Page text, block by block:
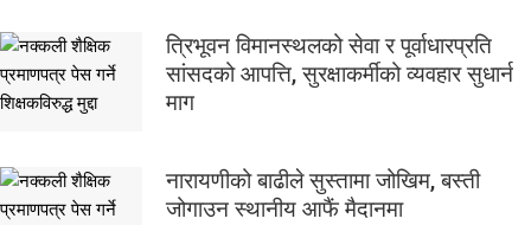
त्रिभूवन विमानस्थलको सेवा र पूर्वाधारप्रति
सांसदको आपत्ति, सुरक्षाकर्मीको व्यवहार सुधार्न
माग
नारायणीको बाढीले सुस्तामा जोखिम, बस्ती
जोगाउन स्थानीय आफैं मैदानमा